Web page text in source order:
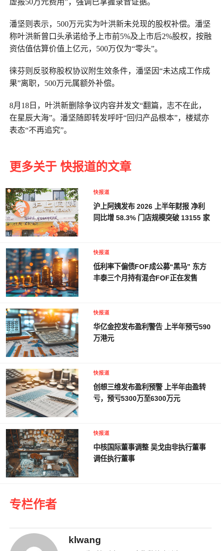
潘坚则表示，500万元实为叶洪新未兑现的股权补偿。潘坚
称叶洪新曾口头承诺给予上市前5%及上市后2%股权，按融
资估值估算价值上亿元，500万仅为“零头”。
徕芬则反驳称股权协议附生效条件，潘坚因“未达成工作成
果”离职，500万元属额外补偿。
8月18日，叶洪新删除争议内容并发文“翻篇，志不在此，
在星辰大海”。潘坚随即转发呼吁“回归产品根本”，楼斌亦
表态“不再追究”。
更多关于 快报道的文章
快报道
沪上阿姨发布 2026 上半年财报 净利
同比增 58.3% 门店规模突破 13155 家
快报道
低利率下偏债FOF成公募“黑马” 东方
丰泰三个月持有混合FOF正在发售
快报道
华亿金控发布盈利警告 上半年预亏590
万港元
快报道
创想三维发布盈利预警 上半年由盈转
亏，预亏5300万至6300万元
快报道
中核国际董事调整 吴戈由非执行董事
调任执行董事
专栏作者
klwang